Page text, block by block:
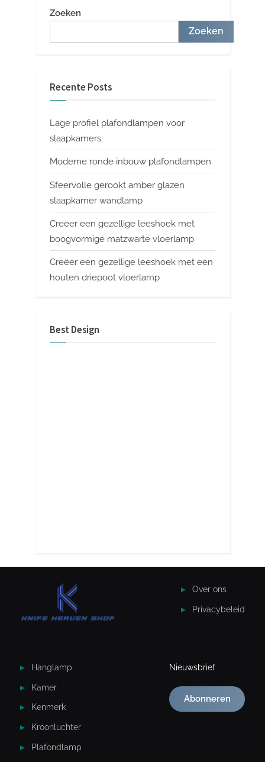
Zoeken
Zoeken
Recente Posts
Lage profiel plafondlampen voor
slaapkamers
Moderne ronde inbouw plafondlampen
Sfeervolle gerookt amber glazen
slaapkamer wandlamp
Creëer een gezellige leeshoek met
boogvormige matzwarte vloerlamp
Creëer een gezellige leeshoek met een
houten driepoot vloerlamp
Best Design
Over ons
Privacybeleid
Hanglamp
Kamer
Kenmerk
Kroonluchter
Plafondlamp
Nieuwsbrief
Abonneren